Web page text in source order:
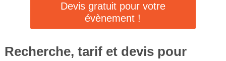
Devis gratuit pour votre
évènement !
Recherche, tarif et devis pour